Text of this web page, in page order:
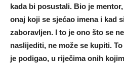
kada bi posustali. Bio je
onaj koji se sjećao imena i kad
zaboravljen. I to je ono što se
naslijediti, ne može se kupiti.
je podigao, u riječima onih